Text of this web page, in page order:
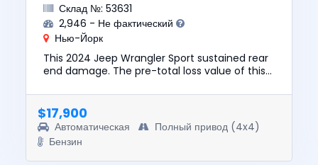
Склад №: 53631
2,946 - Не фактический
Нью-Йорк
This 2024 Jeep Wrangler Sport sustained rear
end damage. The pre-total loss value of this
with a salvage tit...
$17,900
Автоматическая
Полный привод (4x4)
Бензин